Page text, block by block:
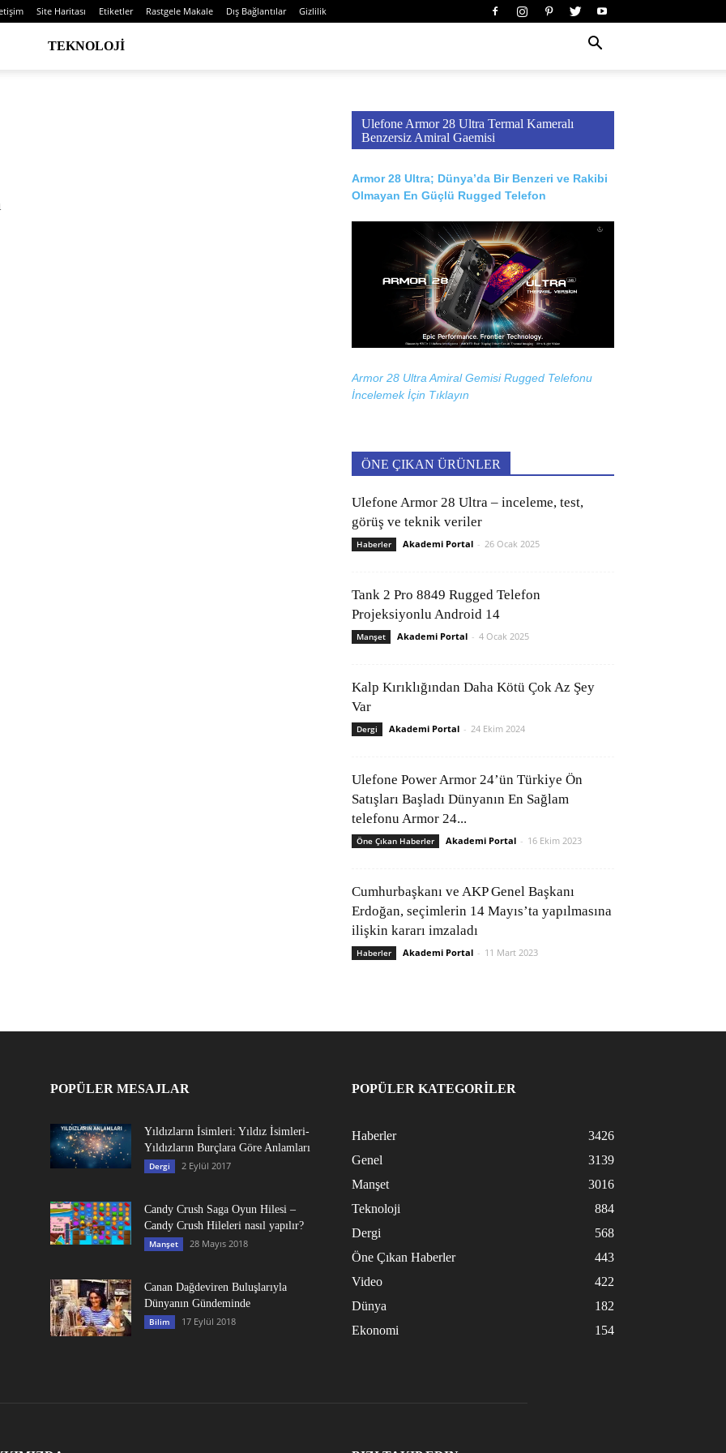
Site Haritası Etiketler Rastgele Makale Dış Bağlantılar Gizlilik
TEKNOLOJI
Ulefone Armor 28 Ultra Termal Kameralı
Benzersiz Amiral Gaemisi
Armor 28 Ultra; Dünya’da Bir Benzeri ve Rakibi
Olmayan En Güçlü Rugged Telefon
Armor 28 Ultra Amiral Gemisi Rugged Telefonu
İncelemek İçin Tıklayın
ÖNE ÇIKAN ÜRÜNLER
Ulefone Armor 28 Ultra – inceleme, test,
görüş ve teknik veriler
Haberler Akademi Portal - 26 Ocak 2025
Tank 2 Pro 8849 Rugged Telefon
Projeksiyonlu Android 14
Manşet Akademi Portal - 4 Ocak 2025
Kalp Kırıklığından Daha Kötü Çok Az Şey
Var
Dergi Akademi Portal - 24 Ekim 2024
Ulefone Power Armor 24’ün Türkiye Ön
Satışları Başladı Dünyanın En Sağlam
telefonu Armor 24...
Öne Çıkan Haberler Akademi Portal - 16 Ekim 2023
Cumhurbaşkanı ve AKP Genel Başkanı
Erdoğan, seçimlerin 14 Mayıs’ta yapılmasına
ilişkin kararı imzaladı
Haberler Akademi Portal - 11 Mart 2023
POPÜLER MESAJLAR
Yıldızların İsimleri: Yıldız İsimleri-
Yıldızların Burçlara Göre Anlamları
Dergi 2 Eylül 2017
Candy Crush Saga Oyun Hilesi –
Candy Crush Hileleri nasıl yapılır?
Manşet 28 Mayıs 2018
Canan Dağdeviren Buluşlarıyla
Dünyanın Gündeminde
Bilim 17 Eylül 2018
POPÜLER KATEGORİLER
Haberler
3426
Genel
3139
Manşet
3016
Teknoloji
884
Dergi
568
Öne Çıkan Haberler
443
Video
422
Dünya
182
Ekonomi
154